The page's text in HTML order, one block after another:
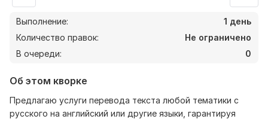
Выполнение:
1 день
Количество правок:
Не ограничено
В очереди:
0
Об этом кворке
Предлагаю услуги перевода текста любой тематики с
русского на английский или другие языки, гарантируя